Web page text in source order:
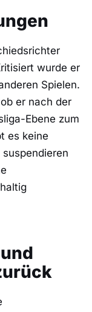
wurde er
Spielen.
er nach der
Ebene zum
es keine